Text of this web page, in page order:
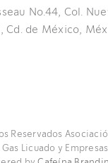
No.44, Col.
Cd. de México,
Reservados
Licuado y